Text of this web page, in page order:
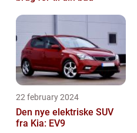
22 february 2024
Den nye elektriske SUV
fra Kia: EV9